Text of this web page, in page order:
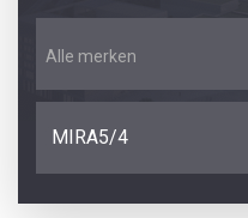
Alle merken
MIRA5/4